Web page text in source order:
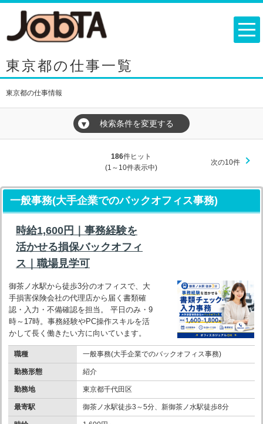
東京都の仕事一覧
東京都の仕事情報
▼ 検索条件を変更する
186件ヒット
(1～10件表示中)
次の10件
一般事務(大手企業でのバックオフィス事務)
時給1,600円｜事務経験を
活かせる損保バックオフィ
ス｜職場見学可
御茶ノ水駅から徒歩3分のオフィスで、大
手損害保険会社の代理店から届く書類確
認・入力・不備確認を担当。 平日のみ・9
時～17時。事務経験やPC操作スキルを活
かして長く働きたい方に向いています。
職種 一般事務(大手企業でのバックオフィス事務)
勤務形態 紹介
勤務地 東京都千代田区
最寄駅 御茶ノ水駅徒歩3～5分、新御茶ノ水駅徒歩8分